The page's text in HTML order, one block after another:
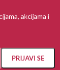
akcijama i